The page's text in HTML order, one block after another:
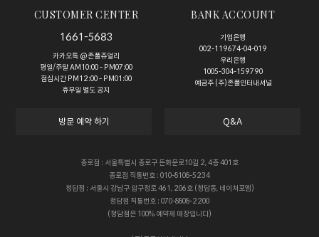
CUSTOMER CENTER
1661-5683
카카오톡 @존폴쥬얼리
평일/주말 AM10:00 - PM07:00
점심시간 PM12:00 - PM01:00
휴무일 별도 공지
BANK ACCOUNT
기업은행
002-119674-04-019
우리은행
1005-304-159790
예금주 (주)존폴인터내셔널
방문 예약 하기 Q&A
종로점 : 서울특별시 종로구 돈화문로10길 2, 4층 401호
종로점 직통번호 : 010-8108-5234
청담점 : 서울시 강남구 압구정로 461, 206호 (청담동, 네이처포엠)
청담점 직통번호 : 070-8808-2200
(청담점은 100% 예약제 매장입니다)